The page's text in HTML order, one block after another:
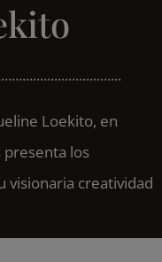
Loekito, en
presenta los
visionaria creatividad